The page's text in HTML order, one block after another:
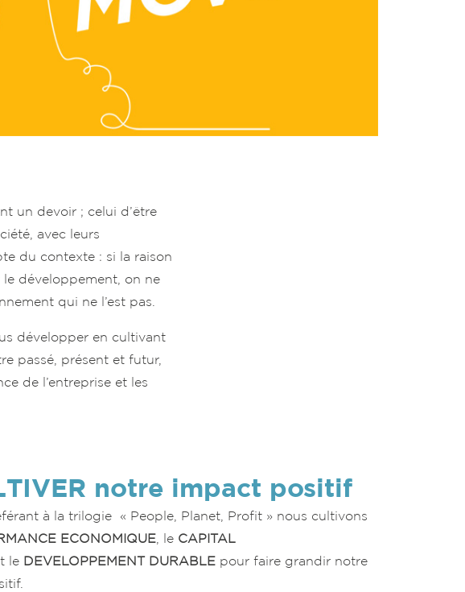
un devoir ; celui d’être
avec leurs
du contexte : si la raison
le développement, on ne
qui ne l’est pas.
développer en cultivant
passé, présent et futur,
de l’entreprise et les
notre impact positif
à la trilogie « People, Planet, Profit » nous cultivons
ECONOMIQUE, le CAPITAL
le DEVELOPPEMENT DURABLEpour faire grandir notre